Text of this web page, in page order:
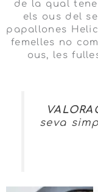
de la qual
els ous del
papallones
femelles no
ous, les
seva